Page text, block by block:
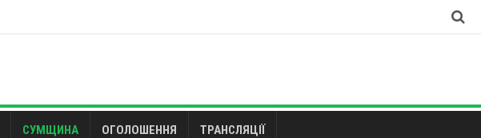
СУМЩИНА ОГОЛОШЕННЯ ТРАНСЛЯЦІЇ